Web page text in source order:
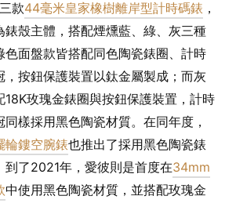
款44毫米皇家橡樹離岸型計時碼錶 ，
錶殼主體，搭配煙燻藍、綠、灰三種
色面盤款皆搭配同色陶瓷錶圈、計時
，按鈕保護裝置以鈦金屬製成；而灰
18K玫瑰金錶圈與按鈕保護裝置，計時
樣採用黑色陶瓷材質。在同年度，
輪鏤空腕錶也推出了採用黑色陶瓷錶
到了2021年，愛彼則是首度在34mm
中使用黑色陶瓷材質，並搭配玫瑰金